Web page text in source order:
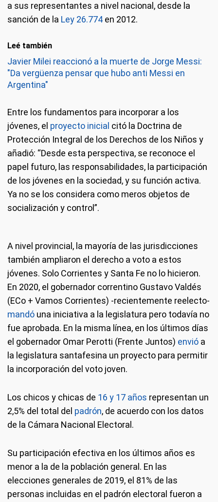
a sus representantes a nivel nacional, desde la
sanción de la Ley 26.774 en 2012.
Leé también
Javier Milei reaccionó a la muerte de Jorge Messi:
"Da vergüenza pensar que hubo anti Messi en
Argentina"
Entre los fundamentos para incorporar a los
jóvenes, el proyecto inicial citó la Doctrina de
Protección Integral de los Derechos de los Niños y
añadió: “Desde esta perspectiva, se reconoce el
papel futuro, las responsabilidades, la participación
de los jóvenes en la sociedad, y su función activa.
Ya no se los considera como meros objetos de
socialización y control”.
A nivel provincial, la mayoría de las jurisdicciones
también ampliaron el derecho a voto a estos
jóvenes. Solo Corrientes y Santa Fe no lo hicieron.
En 2020, el gobernador correntino Gustavo Valdés
(ECo + Vamos Corrientes) -recientemente reelecto-
mandó una iniciativa a la legislatura pero todavía no
fue aprobada. En la misma línea, en los últimos días
el gobernador Omar Perotti (Frente Juntos) envió a
la legislatura santafesina un proyecto para permitir
la incorporación del voto joven.
Los chicos y chicas de 16 y 17 años representan un
2,5% del total del padrón, de acuerdo con los datos
de la Cámara Nacional Electoral.
Su participación efectiva en los últimos años es
menor a la de la población general. En las
elecciones generales de 2019, el 81% de las
personas incluidas en el padrón electoral fueron a